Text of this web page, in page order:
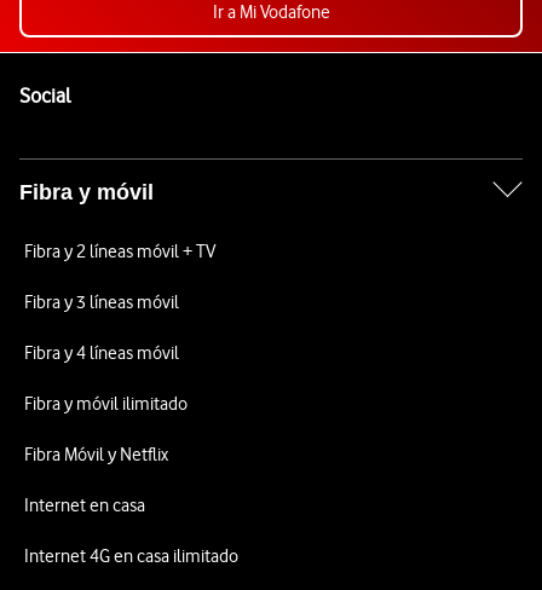
Ir a Mi Vodafone
SocialEnlaces a las redes sociales de Vodafone
Fibra y móvil
Fibra y 2 líneas móvil + TV
Fibra y 3 líneas móvil
Fibra y 4 líneas móvil
Fibra y móvil ilimitado
Fibra Móvil y Netflix
Internet en casa
Internet 4G en casa ilimitado